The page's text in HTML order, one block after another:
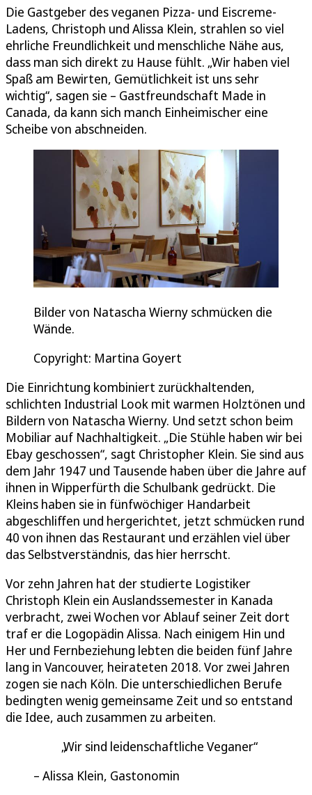
Die Gastgeber des veganen Pizza- und Eiscreme-
Ladens, Christoph und Alissa Klein, strahlen so viel
ehrliche Freundlichkeit und menschliche Nähe aus,
dass man sich direkt zu Hause fühlt. „Wir haben viel
Spaß am Bewirten, Gemütlichkeit ist uns sehr
wichtig“, sagen sie – Gastfreundschaft Made in
Canada, da kann sich manch Einheimischer eine
Scheibe von abschneiden.
Bilder von Natascha Wierny schmücken die
Wände.
Copyright: Martina Goyert
Die Einrichtung kombiniert zurückhaltenden,
schlichten Industrial Look mit warmen Holztönen und
Bildern von Natascha Wierny. Und setzt schon beim
Mobiliar auf Nachhaltigkeit. „Die Stühle haben wir bei
Ebay geschossen“, sagt Christopher Klein. Sie sind aus
dem Jahr 1947 und Tausende haben über die Jahre auf
ihnen in Wipperfürth die Schulbank gedrückt. Die
Kleins haben sie in fünfwöchiger Handarbeit
abgeschliffen und hergerichtet, jetzt schmücken rund
40 von ihnen das Restaurant und erzählen viel über
das Selbstverständnis, das hier herrscht.
Vor zehn Jahren hat der studierte Logistiker
Christoph Klein ein Auslandssemester in Kanada
verbracht, zwei Wochen vor Ablauf seiner Zeit dort
traf er die Logopädin Alissa. Nach einigem Hin und
Her und Fernbeziehung lebten die beiden fünf Jahre
lang in Vancouver, heirateten 2018. Vor zwei Jahren
zogen sie nach Köln. Die unterschiedlichen Berufe
bedingten wenig gemeinsame Zeit und so entstand
die Idee, auch zusammen zu arbeiten.
Wir sind leidenschaftliche Veganer
Alissa Klein, Gastonomin